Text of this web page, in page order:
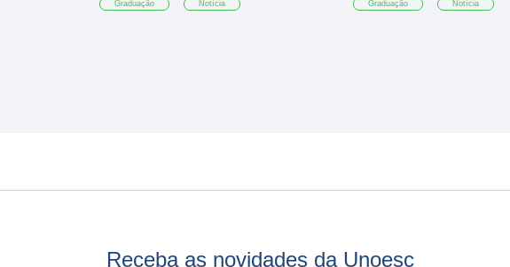
Graduação Notícia Graduação Notícia
Receba as novidades da Unoesc